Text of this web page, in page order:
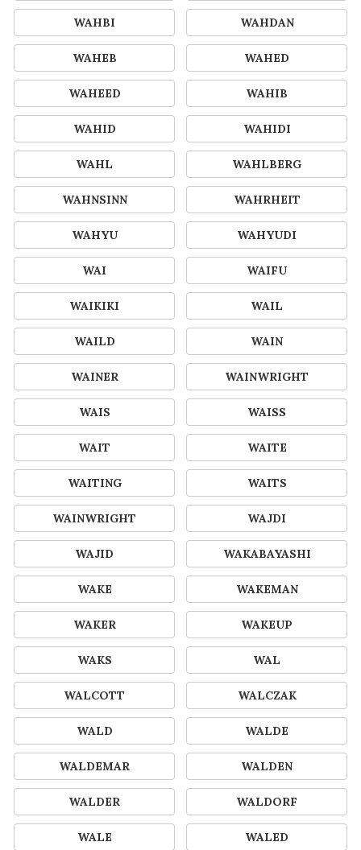
WAHBI WAHDAN
WAHEB WAHED
WAHEED WAHIB
WAHID WAHIDI
WAHL WAHLBERG
WAHNSINN WAHRHEIT
WAHYU WAHYUDI
WAI WAIFU
WAIKIKI WAIL
WAILD WAIN
WAINER WAINWRIGHT
WAIS WAISS
WAIT WAITE
WAITING WAITS
WAINWRIGHT WAJDI
WAJID WAKABAYASHI
WAKE WAKEMAN
WAKER WAKEUP
WAKS WAL
WALCOTT WALCZAK
WALD WALDE
WALDEMAR WALDEN
WALDER WALDORF
WALE WALED